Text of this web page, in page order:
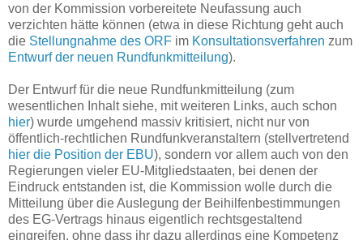
von der Kommission vorbereitete Neufassung auch
verzichten hätte können (etwa in diese Richtung geht auch
die Stellungnahme des ORF im Konsultationsverfahren zum
Entwurf der neuen Rundfunkmitteilung).
Der Entwurf für die neue Rundfunkmitteilung (zum
wesentlichen Inhalt siehe, mit weiteren Links, auch schon
hier) wurde umgehend massiv kritisiert, nicht nur von
öffentlich-rechtlichen Rundfunkveranstaltern (stellvertretend
hier die Position der EBU), sondern vor allem auch von den
Regierungen vieler EU-Mitgliedstaaten, bei denen der
Eindruck entstanden ist, die Kommission wolle durch die
Mitteilung über die Auslegung der Beihilfenbestimmungen
des EG-Vertrags hinaus eigentlich rechtsgestaltend
eingreifen, ohne dass ihr dazu allerdings eine Kompetenz